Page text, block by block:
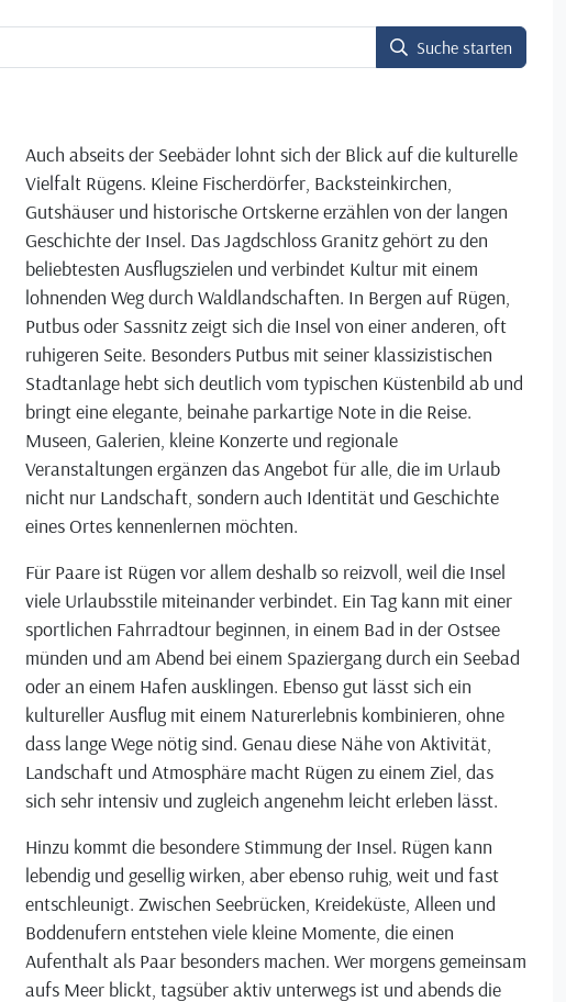
Suche starten
Auch abseits der Seebäder lohnt sich der Blick auf die kulturelle
Vielfalt Rügens. Kleine Fischerdörfer, Backsteinkirchen,
Gutshäuser und historische Ortskerne erzählen von der langen
Geschichte der Insel. Das Jagdschloss Granitz gehört zu den
beliebtesten Ausflugszielen und verbindet Kultur mit einem
lohnenden Weg durch Waldlandschaften. In Bergen auf Rügen,
Putbus oder Sassnitz zeigt sich die Insel von einer anderen, oft
ruhigeren Seite. Besonders Putbus mit seiner klassizistischen
Stadtanlage hebt sich deutlich vom typischen Küstenbild ab und
bringt eine elegante, beinahe parkartige Note in die Reise.
Museen, Galerien, kleine Konzerte und regionale
Veranstaltungen ergänzen das Angebot für alle, die im Urlaub
nicht nur Landschaft, sondern auch Identität und Geschichte
eines Ortes kennenlernen möchten.
Für Paare ist Rügen vor allem deshalb so reizvoll, weil die Insel
viele Urlaubsstile miteinander verbindet. Ein Tag kann mit einer
sportlichen Fahrradtour beginnen, in einem Bad in der Ostsee
münden und am Abend bei einem Spaziergang durch ein Seebad
oder an einem Hafen ausklingen. Ebenso gut lässt sich ein
kultureller Ausflug mit einem Naturerlebnis kombinieren, ohne
dass lange Wege nötig sind. Genau diese Nähe von Aktivität,
Landschaft und Atmosphäre macht Rügen zu einem Ziel, das
sich sehr intensiv und zugleich angenehm leicht erleben lässt.
Hinzu kommt die besondere Stimmung der Insel. Rügen kann
lebendig und gesellig wirken, aber ebenso ruhig, weit und fast
entschleunigt. Zwischen Seebrücken, Kreideküste, Alleen und
Boddenufern entstehen viele kleine Momente, die einen
Aufenthalt als Paar besonders machen. Wer morgens gemeinsam
aufs Meer blickt, tagsüber aktiv unterwegs ist und abends die